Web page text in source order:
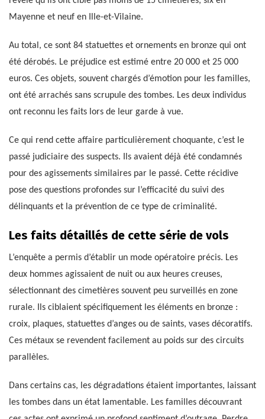
Mayenne et neuf en Ille-et-Vilaine.
Au total, ce sont 84 statuettes et ornements en bronze qui ont
été dérobés. Le préjudice est estimé entre 20 000 et 25 000
euros. Ces objets, souvent chargés d’émotion pour les familles,
ont été arrachés sans scrupule des tombes. Les deux individus
ont reconnu les faits lors de leur garde à vue.
Ce qui rend cette affaire particulièrement choquante, c’est le
passé judiciaire des suspects. Ils avaient déjà été condamnés
pour des agissements similaires par le passé. Cette récidive
pose des questions profondes sur l’efficacité du suivi des
délinquants et la prévention de ce type de criminalité.
Les faits détaillés de cette série de vols
L’enquête a permis d’établir un mode opératoire précis. Les
deux hommes agissaient de nuit ou aux heures creuses,
sélectionnant des cimetières souvent peu surveillés en zone
rurale. Ils ciblaient spécifiquement les éléments en bronze :
croix, plaques, statuettes d’anges ou de saints, vases décoratifs.
Ces métaux se revendent facilement au poids sur des circuits
parallèles.
Dans certains cas, les dégradations étaient importantes, laissant
les tombes dans un état lamentable. Les familles découvrant